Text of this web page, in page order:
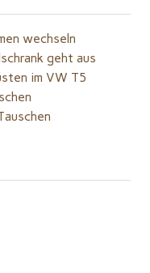
wechseln
geht aus
im VW T5